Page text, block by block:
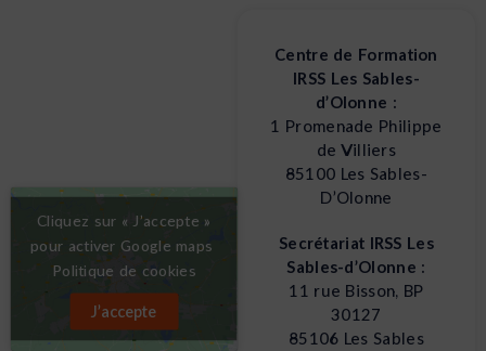
IRSS Les Sables-d’Olonne est installé sur le site
privilégié de l’Institut Sports Océan (ISO), face à
la mer ! Suivre ses cours de sport sur la plage,
que rêver de mieux ?
Site officiel de la ville des Sables-d'Olonne
Cliquez sur « J’accepte »
pour activer Google maps
Politique de cookies
J’accepte
Centre de Formation
IRSS Les Sables-
d’Olonne :
1 Promenade Philippe
de Villiers
85100 Les Sables-
D’Olonne
Secrétariat IRSS Les
Sables-d’Olonne :
11 rue Bisson, BP
30127
85106 Les Sables